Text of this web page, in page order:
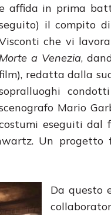
affida in prima
il compito
che vi
Morte a Venezia,
redatta dalla
Mario
eseguiti dal
Un
Da questo